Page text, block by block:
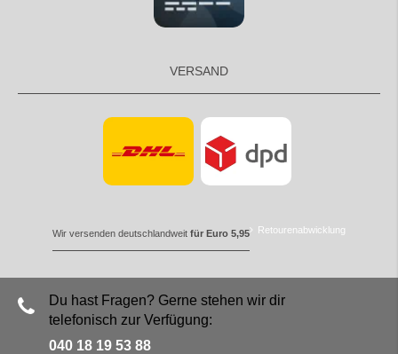
VERSAND
Wir versenden deutschlandweit für Euro 5,95 Retourenabwicklung
Du hast Fragen? Gerne stehen wir dir
telefonisch zur Verfügung:
040 18 19 53 88